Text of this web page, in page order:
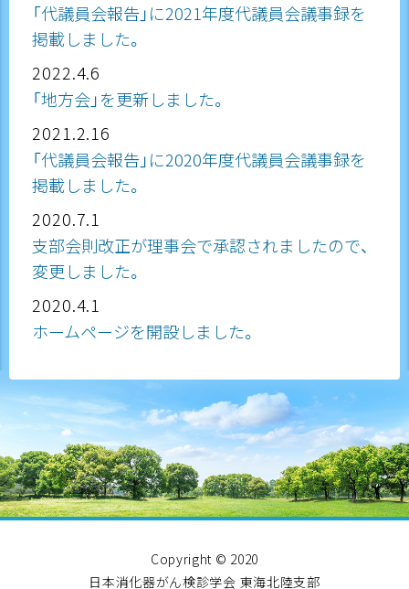
「代議員会報告」に2021年度代議員会議事録を
掲載しました。
2022.4.6
「地方会」を更新しました。
2021.2.16
「代議員会報告」に2020年度代議員会議事録を
掲載しました。
2020.7.1
支部会則改正が理事会で承認されましたので、
変更しました。
2020.4.1
ホームページを開設しました。
Copyright © 2020
日本消化器がん検診学会 東海北陸支部